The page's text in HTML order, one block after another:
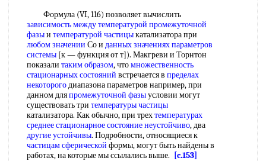
Формула (VI, 116) позволяет вычислить
зависимость между температурой промежуточной
фазыи температурой частицыкатализатора при
любом значении Со и данных значенияхпараметров
системы [к — функция от т]). Макгреви и Торнтон
показали таким образом, чтомножественность
стационарных состояний встречается в пределах
некоторогодиапазона параметров например, при
данном дляпромежуточной фазыусловии могут
существовать три температуры частицы
катализатора. Как обычно, при трехтемпературах
среднеестационарное состояние неустойчиво, два
другие устойчивы. Подробности, относящиеся к
частицам сферической формы, могут быть найдены в
работах, на которые мы ссылались выше.
[c.153]